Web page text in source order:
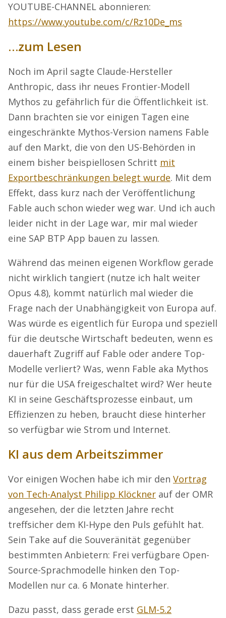
YOUTUBE-CHANNEL abonnieren:
https://www.youtube.com/c/Rz10De_ms
…zum Lesen
Noch im April sagte Claude-Hersteller
Anthropic, dass ihr neues Frontier-Modell
Mythos zu gefährlich für die Öffentlichkeit ist.
Dann brachten sie vor einigen Tagen eine
eingeschränkte Mythos-Version namens Fable
auf den Markt, die von den US-Behörden in
einem bisher beispiellosen Schritt mit
Exportbeschränkungen belegt wurde. Mit dem
Effekt, dass kurz nach der Veröffentlichung
Fable auch schon wieder weg war. Und ich auch
leider nicht in der Lage war, mir mal wieder
eine SAP BTP App bauen zu lassen.
Während das meinen eigenen Workflow gerade
nicht wirklich tangiert (nutze ich halt weiter
Opus 4.8), kommt natürlich mal wieder die
Frage nach der Unabhängigkeit von Europa auf.
Was würde es eigentlich für Europa und speziell
für die deutsche Wirtschaft bedeuten, wenn es
dauerhaft Zugriff auf Fable oder andere Top-
Modelle verliert? Was, wenn Fable aka Mythos
nur für die USA freigeschaltet wird? Wer heute
KI in seine Geschäftsprozesse einbaut, um
Effizienzen zu heben, braucht diese hinterher
so verfügbar wie Strom und Internet.
KI aus dem Arbeitszimmer
Vor einigen Wochen habe ich mir den Vortrag
von Tech-Analyst Philipp Klöckner auf der OMR
angesehen, der die letzten Jahre recht
treffsicher dem KI-Hype den Puls gefühlt hat.
Sein Take auf die Souveränität gegenüber
bestimmten Anbietern: Frei verfügbare Open-
Source-Sprachmodelle hinken den Top-
Modellen nur ca. 6 Monate hinterher.
Dazu passt, dass gerade erst GLM-5.2